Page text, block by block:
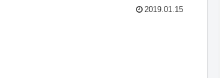
2019.01.15